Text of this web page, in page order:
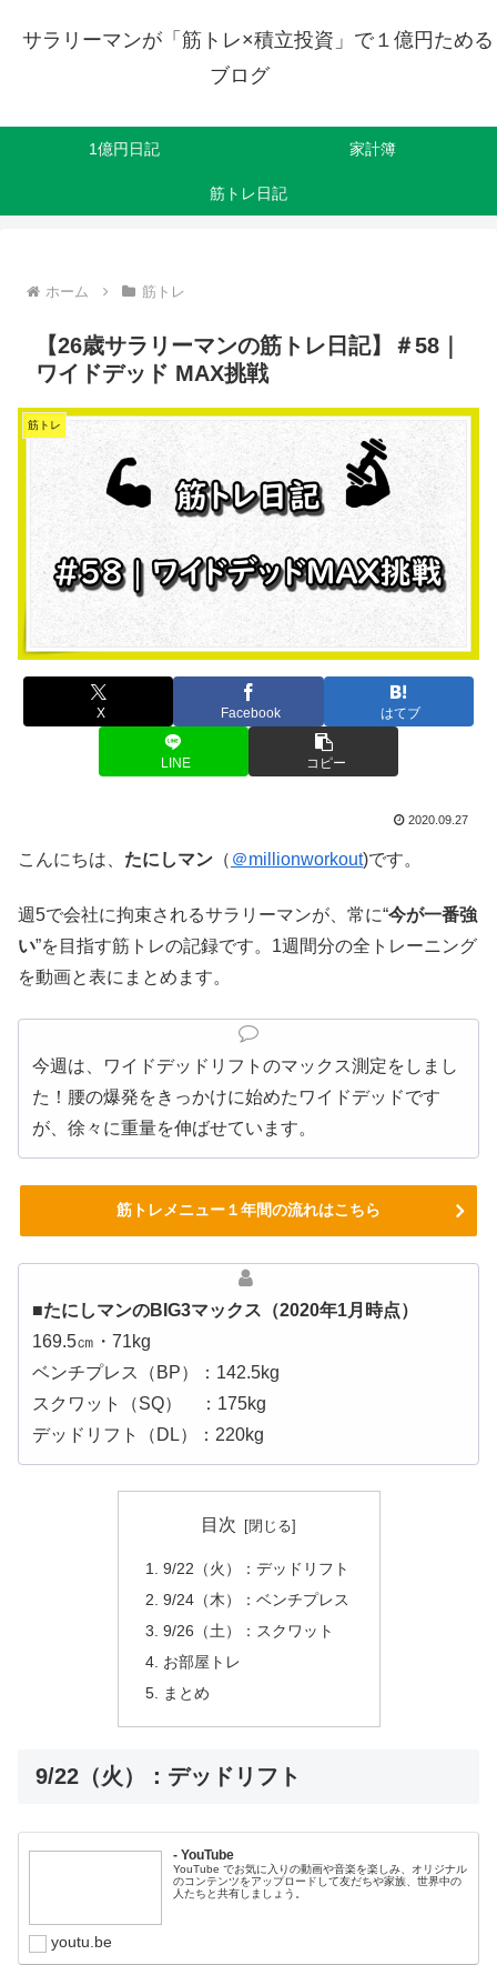
サラリーマンが「筋トレ×積立投資」で１億円ためる
ブログ
1億円日記 家計簿
筋トレ日記
ホーム 筋トレ
【26歳サラリーマンの筋トレ日記】＃58｜
ワイドデッド MAX挑戦
筋トレ
X Facebook はてブ
LINE コピー
2020.09.27
こんにちは、 たにしマン （ ＠millionworkout)です。
週5で会社に拘束されるサラリーマンが、常に“今が一番強
い”を目指す筋トレの記録です。1週間分の全トレーニング
を動画と表にまとめます。
今週は、ワイドデッドリフトのマックス測定をしまし
た！腰の爆発をきっかけに始めたワイドデッドです
が、徐々に重量を伸ばせています。
筋トレメニュー１年間の流れはこちら
■たにしマンのBIG3マックス（2020年1月時点）
169.5㎝・71kg
ベンチプレス（BP）：142.5kg
スクワット（SQ） ：175kg
デッドリフト（DL）：220kg
目次
9/22（火）：デッドリフト
9/24（木）：ベンチプレス
9/26（土）：スクワット
お部屋トレ
まとめ
9/22（火）：デッドリフト
- YouTube
YouTube でお気に入りの動画や音楽を楽しみ、オリジナル
のコンテンツをアップロードして友だちや家族、世界中の
人たちと共有しましょう。
youtu.be